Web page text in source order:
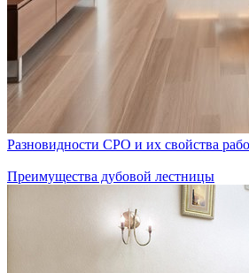
Разновидности СРО и их свойства
Преимущества дубовой лестницы